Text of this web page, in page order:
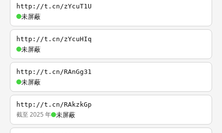
http://t.cn/zYcuT1U
未屏蔽
http://t.cn/zYcuHIq
未屏蔽
http://t.cn/RAnGg31
未屏蔽
http://t.cn/RAkzkGp
截至 2025 年 未屏蔽